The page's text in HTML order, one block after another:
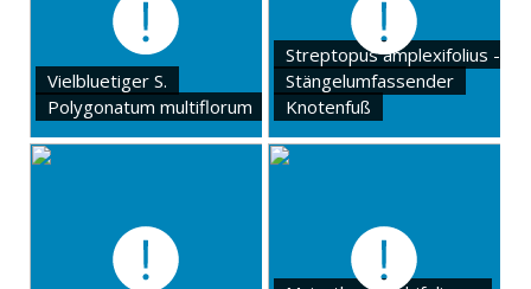
Vielbluetiger S.
Polygonatum multiflorum
Streptopus amplexifolius -
Stängelumfassender
Knotenfuß